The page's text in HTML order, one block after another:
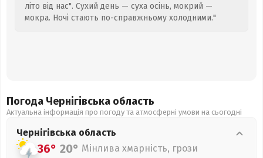
літо від нас". Сухий день — суха осінь, мокрий —
мокра. Ночі стають по-справжньому холодними."
Погода Чернігівська область
Актуальна інформація про погоду та атмосферні умови на сьогодні
Чернігівська область
36° 20° Мінлива хмарність, грози